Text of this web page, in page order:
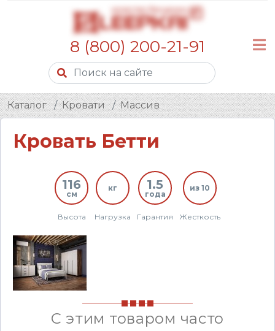
8 (800) 200-21-91
Каталог Кровати Массив
Кровать Бетти
116
см
Высота
кг
Нагрузка
1.5
года
Гарантия
из 10
Жесткость
С этим товаром часто